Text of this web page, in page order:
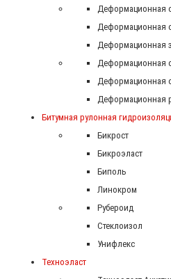
Деформационная
Деформационная
Деформационная
Деформационная
Деформационная
Деформационная
Битумная рулонная
Бикрост
Бикроэласт
Биполь
Линокром
Рубероид
Стеклоизол
Унифлекс
Техноэласт